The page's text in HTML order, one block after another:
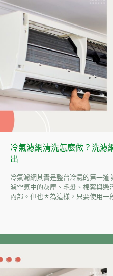
冷氣濾網清洗怎麼做？洗濾
出
冷氣濾網其實是整台冷氣的第一
濾空氣中的灰塵、毛髮、棉絮與
內部。但也因為這樣，只要使用一